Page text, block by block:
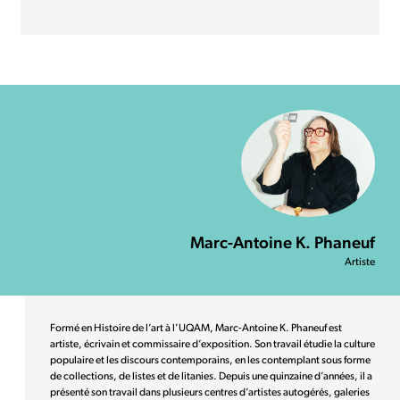
Marc-Antoine K. Phaneuf
Artiste
Formé en Histoire de l’art à l’UQAM, Marc-Antoine K. Phaneuf est
artiste, écrivain et commissaire d’exposition. Son travail étudie la culture
populaire et les discours contemporains, en les contemplant sous forme
de collections, de listes et de litanies. Depuis une quinzaine d’années, il a
présenté son travail dans plusieurs centres d’artistes autogérés, galeries